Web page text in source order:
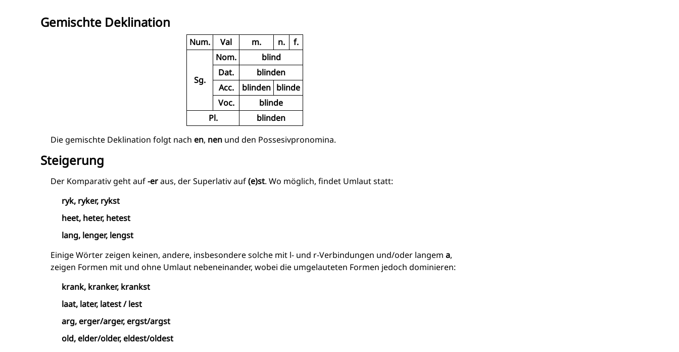
Gemischte Deklination
Num. Val m. n. f.
Sg.
Nom.
blind
Dat.
blinden
Acc.
blinden blinde
Voc.
blinde
Pl.
blinden
Die gemischte Deklination folgt nach en, nen und den Possesivpronomina.
Steigerung
Der Komparativ geht auf-eraus, der Superlativ auf(e)st. Wo möglich, findet Umlaut statt:
ryk, ryker, rykst
heet, heter, hetest
lang, lenger, lengst
Einige Wörter zeigen keinen, andere, insbesondere solche mit l- und r-Verbindungen und/oder langem a,
zeigen Formen mit und ohne Umlaut nebeneinander, wobei die umgelauteten Formen jedoch dominieren:
krank, kranker, krankst
laat, later, latest / lest
arg, erger/arger, ergst/argst
old, elder/older, eldest/oldest